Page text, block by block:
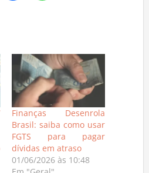
Finanças Desenrola
Brasil: saiba como usar
FGTS para pagar
dívidas em atraso
01/06/2026 às 10:48